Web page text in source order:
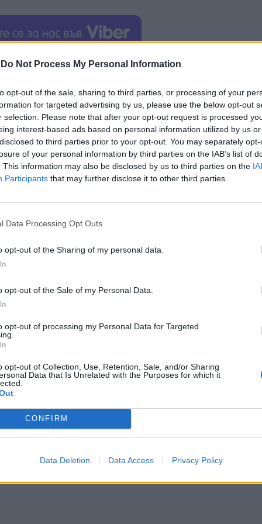
Do Not Process My Personal Information
opt-out of the sale, sharing to third parties, or processing of your
for targeted advertising by us, please use the below opt-out
selection. Please note that after your opt-out request is processed
interest-based ads based on personal information utilized by us
to third parties prior to your opt-out. You may separately
of your personal information by third parties on the IAB’s list of
This information may also be disclosed by us to third parties on the
Participants that may further disclose it to other third parties.
Data Processing Opt Outs
opt-out of the Sharing of my personal data.
opt-out of the Sale of my Personal Data.
opt-out of processing my Personal Data for Targeted
opt-out of Collection, Use, Retention, Sale, and/or Sharing
Data that Is Unrelated with the Purposes for which it
CONFIRM
Data Deletion Data Access Privacy Policy
за мишки” наБродуейпотвърждава
класика
на знаменития филм от 2002 г., по романа на
литературата на Вирджиния Уулф.
„Часовете” по музика на Кевин Путс
звезди като Мерил Стрийп, Джулиан Мур, Никол
забележителните си актьорски върхове.
програмата на световноизвестния оперен
целия свят.
НОВИНИ »
ВЪВ
в: